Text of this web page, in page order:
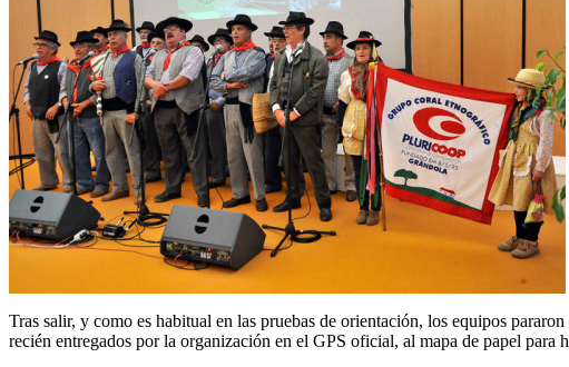
Tras salir, y como es habitual en las pruebas de orientación, los equipos
recién entregados por la organización en el GPS oficial, al mapa de papel